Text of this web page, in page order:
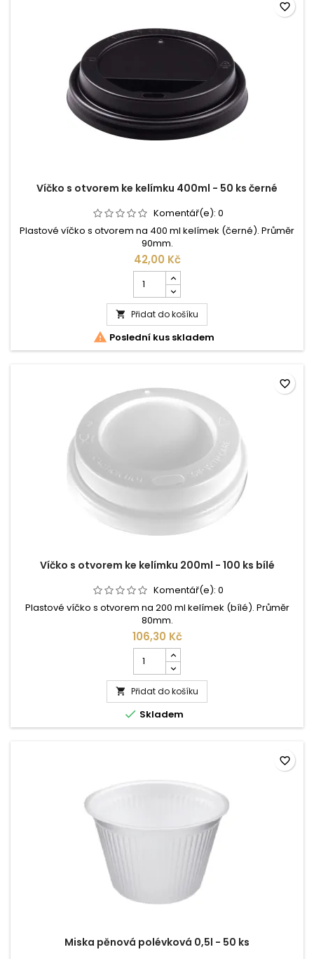
Víčko s otvorem ke kelímku 400ml - 50 ks černé
Komentář(e): 0
Plastové víčko s otvorem na 400 ml kelímek (černé). Průměr
90mm.
42,00 Kč
kusů
produktu
Víčko
s
otvorem
ke
-
50
 Přidat do košíku
 Poslední kus skladem
favorite_border
Víčko s otvorem ke kelímku 200ml - 100 ks bílé
Komentář(e): 0
Plastové víčko s otvorem na 200 ml kelímek (bílé). Průměr
80mm.
106,30 Kč
kusů
produktu
Víčko
s
otvorem
ke
100
 Přidat do košíku
 Skladem
favorite_border
Miska pěnová polévková 0,5l - 50 ks
favorite_border